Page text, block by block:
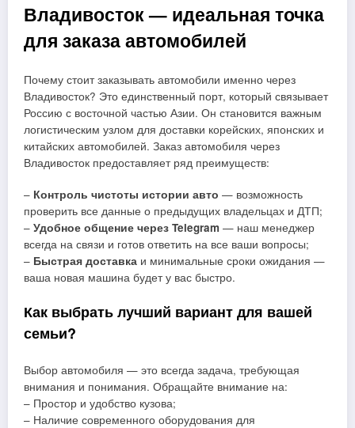
Владивосток — идеальная точка
для заказа автомобилей
Почему стоит заказывать автомобили именно через
Владивосток? Это единственный порт, который связывает
Россию с восточной частью Азии. Он становится важным
логистическим узлом для доставки корейских, японских и
китайских автомобилей. Заказ автомобиля через
Владивосток предоставляет ряд преимуществ:
– Контроль чистоты истории авто — возможность
проверить все данные о предыдущих владельцах и ДТП;
– Удобное общение через Telegram — наш менеджер
всегда на связи и готов ответить на все ваши вопросы;
– Быстрая доставка и минимальные сроки ожидания —
ваша новая машина будет у вас быстро.
Как выбрать лучший вариант для вашей
семьи?
Выбор автомобиля — это всегда задача, требующая
внимания и понимания. Обращайте внимание на:
– Простор и удобство кузова;
– Наличие современного оборудования для